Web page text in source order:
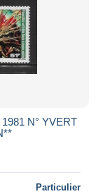
N° YVERT
Particulier